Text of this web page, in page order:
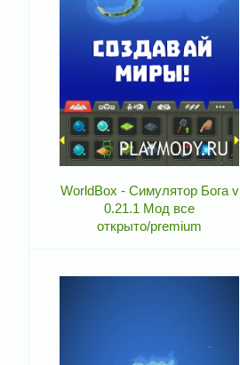
WorldBox - Симулятор Бога v
0.21.1 Мод все
открыто/premium